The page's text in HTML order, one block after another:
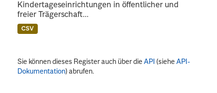
Kindertageseinrichtungen in öffentlicher und
freier Trägerschaft...
CSV
Sie können dieses Register auch über dieAPI (sieheAPI-
Dokumentation) abrufen.